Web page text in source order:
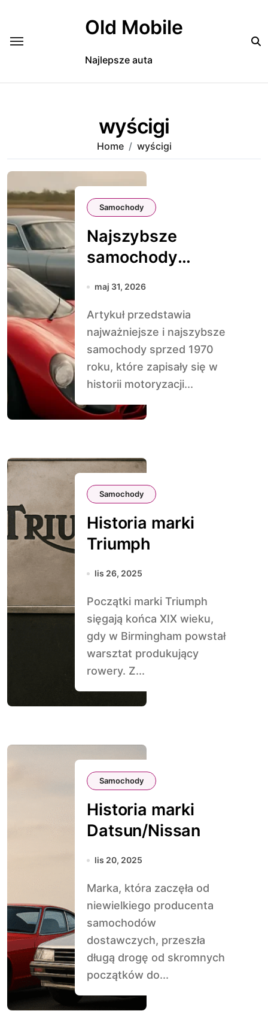
Old Mobile
Najlepsze auta
wyścigi
Home wyścigi
Samochody
Najszybsze
samochody
sprzed 1970 roku
maj 31, 2026
Artykuł przedstawia
najważniejsze i najszybsze
samochody sprzed 1970
roku, które zapisały się w
historii motoryzacji...
Samochody
Historia marki
Triumph
lis 26, 2025
Początki marki Triumph
sięgają końca XIX wieku,
gdy w Birmingham powstał
warsztat produkujący
rowery. Z...
Samochody
Historia marki
Datsun/Nissan
lis 20, 2025
Marka, która zaczęła od
niewielkiego producenta
samochodów
dostawczych, przeszła
długą drogę od skromnych
początków do...